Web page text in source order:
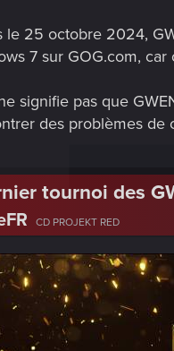
le 25 octobre 2024,
7 sur GOG.com,
signifie pas que
des problèmes de
tournoi des
CD PROJEKT RED